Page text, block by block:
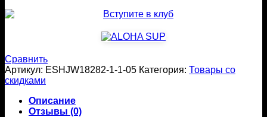
Сравнить
Артикул: ESHJW18282-1-1-05 Категория: Товары со
скидками
Описание
Отзывы (0)